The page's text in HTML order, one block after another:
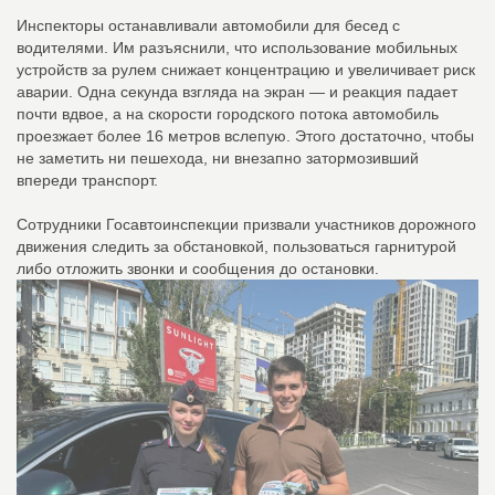
Инспекторы останавливали автомобили для бесед с
водителями. Им разъяснили, что использование мобильных
устройств за рулем снижает концентрацию и увеличивает риск
аварии. Одна секунда взгляда на экран — и реакция падает
почти вдвое, а на скорости городского потока автомобиль
проезжает более 16 метров вслепую. Этого достаточно, чтобы
не заметить ни пешехода, ни внезапно затормозивший
впереди транспорт.
Сотрудники Госавтоинспекции призвали участников дорожного
движения следить за обстановкой, пользоваться гарнитурой
либо отложить звонки и сообщения до остановки.